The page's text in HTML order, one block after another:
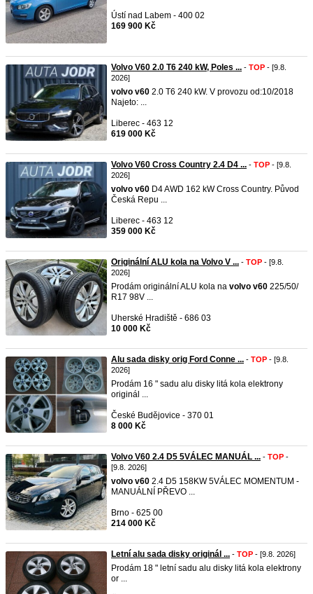
Ústí nad Labem - 400 02
169 900 Kč
Volvo V60 2.0 T6 240 kW, Poles ... - TOP - [9.8.
2026]
volvo v60 2.0 T6 240 kW. V provozu od:10/2018
Najeto: ...
Liberec - 463 12
619 000 Kč
Volvo V60 Cross Country 2.4 D4 ... - TOP - [9.8.
2026]
volvo v60 D4 AWD 162 kW Cross Country. Původ
Česká Repu ...
Liberec - 463 12
359 000 Kč
Originální ALU kola na Volvo V ... - TOP - [9.8.
2026]
Prodám originální ALU kola na volvo v60 225/50/
R17 98V ...
Uherské Hradiště - 686 03
10 000 Kč
Alu sada disky orig Ford Conne ... - TOP - [9.8.
2026]
Prodám 16 " sadu alu disky litá kola elektrony
originál ...
České Budějovice - 370 01
8 000 Kč
Volvo V60 2.4 D5 5VÁLEC MANUÁL ... - TOP -
[9.8. 2026]
volvo v60 2.4 D5 158KW 5VÁLEC MOMENTUM -
MANUÁLNÍ PŘEVO ...
Brno - 625 00
214 000 Kč
Letní alu sada disky originál ... - TOP - [9.8. 2026]
Prodám 18 " letní sadu alu disky litá kola elektrony
or ...